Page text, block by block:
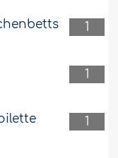
1
1
1